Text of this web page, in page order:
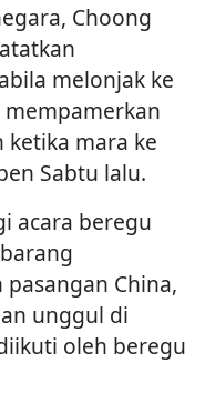
Choong
melonjak ke
ketika mara ke
Sabtu lalu.
acara beregu
China,
unggul di
oleh beregu